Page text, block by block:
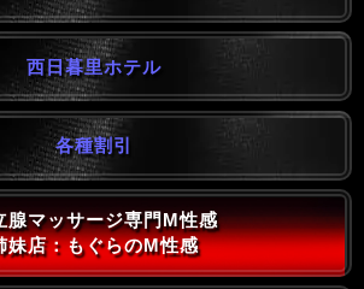
西日暮里ホテル
各種割引
腺マッサージ専門M性感
妹店：もぐらのM性感